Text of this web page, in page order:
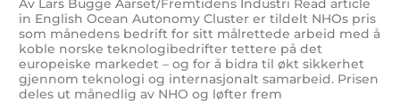
Av Lars Bugge Aarset/Fremtidens Industri Read article
in English Ocean Autonomy Cluster er tildelt NHOs pris
som månedens bedrift for sitt målrettede arbeid med å
koble norske teknologibedrifter tettere på det
europeiske markedet – og for å bidra til økt sikkerhet
gjennom teknologi og internasjonalt samarbeid. Prisen
deles ut månedlig av NHO og løfter frem